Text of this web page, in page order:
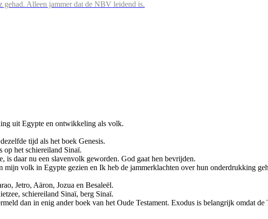
Alleen jammer dat de NBV leidend is.
uit Egypte en ontwikkeling als volk.
tijd als het boek Genesis.
op het schiereiland Sinaï.
is daar nu een slavenvolk geworden. God gaat hen bevrijden.
mijn volk in Egypte gezien en Ik heb de jammerklachten over hun onderdrukking
Jetro, Aäron, Jozua en Besaleël.
schiereiland Sinaï, berg Sinaï.
dan in enig ander boek van het Oude Testament. Exodus is belangrijk omdat de